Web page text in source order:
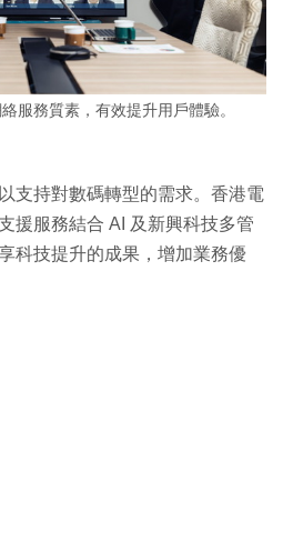
服務質素，有效提升用戶體驗。
支持對數碼轉型的需求。香港電
援服務結合 AI 及新興科技多管
科技提升的成果，增加業務優